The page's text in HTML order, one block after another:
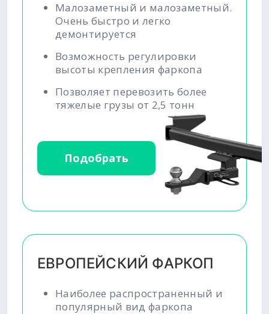
Малозаметный и малозаметный.
Очень быстро и легко
демонтируется
Возможность регулировки
высоты крепления фаркопа
Позволяет перевозить более
тяжелые грузы от 2,5 тонн
Подобрать
ЕВРОПЕЙСКИЙ ФАРКОП
Наиболее распространенный и
популярный вид фаркопа